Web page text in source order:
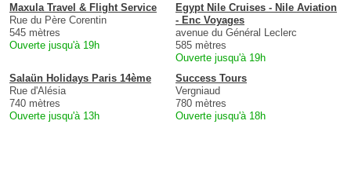
Maxula Travel & Flight Service
Rue du Père Corentin
545 mètres
Ouverte jusqu'à 19h
Egypt Nile Cruises - Nile Aviation
- Enc Voyages
avenue du Général Leclerc
585 mètres
Ouverte jusqu'à 19h
Salaün Holidays Paris 14ème
Rue d'Alésia
740 mètres
Ouverte jusqu'à 13h
Success Tours
Vergniaud
780 mètres
Ouverte jusqu'à 18h